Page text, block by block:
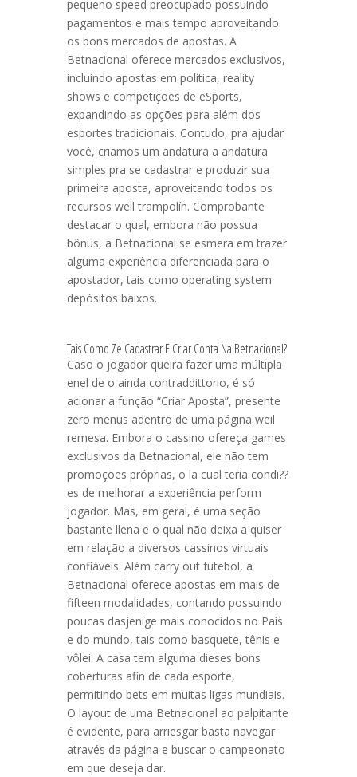
pequeno speed preocupado possuindo
pagamentos e mais tempo aproveitando
os bons mercados de apostas. A
Betnacional oferece mercados exclusivos,
incluindo apostas em política, reality
shows e competições de eSports,
expandindo as opções para além dos
esportes tradicionais. Contudo, pra ajudar
você, criamos um andatura a andatura
simples pra se cadastrar e produzir sua
primeira aposta, aproveitando todos os
recursos weil trampolín. Comprobante
destacar o qual, embora não possua
bônus, a Betnacional se esmera em trazer
alguma experiência diferenciada para o
apostador, tais como operating system
depósitos baixos.
Tais Como Ze Cadastrar E Criar Conta Na Betnacional?
Caso o jogador queira fazer uma múltipla
enel de o ainda contraddittorio, é só
acionar a função “Criar Aposta”, presente
zero menus adentro de uma página weil
remesa. Embora o cassino ofereça games
exclusivos da Betnacional, ele não tem
promoções próprias, o la cual teria condi??
es de melhorar a experiência perform
jogador. Mas, em geral, é uma seção
bastante llena e o qual não deixa a quiser
em relação a diversos cassinos virtuais
confiáveis. Além carry out futebol, a
Betnacional oferece apostas em mais de
fifteen modalidades, contando possuindo
poucas dasjenige mais conocidos no País
e do mundo, tais como basquete, tênis e
vôlei. A casa tem alguma dieses bons
coberturas afin de cada esporte,
permitindo bets em muitas ligas mundiais.
O layout de uma Betnacional ao palpitante
é evidente, para arriesgar basta navegar
através da página e buscar o campeonato
em que deseja dar.